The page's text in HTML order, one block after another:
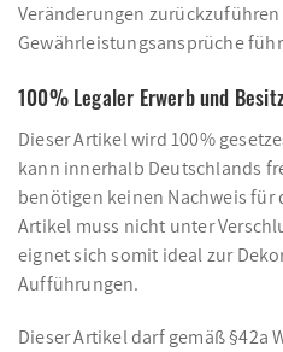
Veränderungen
Gewährleistungsansprüche
100% Legaler Erwerb und Besitz
Dieser Artikel wird 100%
kann innerhalb Deutschlands
benötigen keinen Nachweis für
Artikel muss nicht unter
eignet sich somit ideal zur
Aufführungen.
Dieser Artikel darf gemäß §42a